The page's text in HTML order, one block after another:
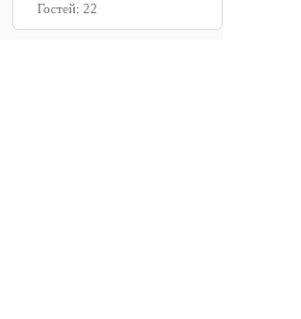
Гостей: 22